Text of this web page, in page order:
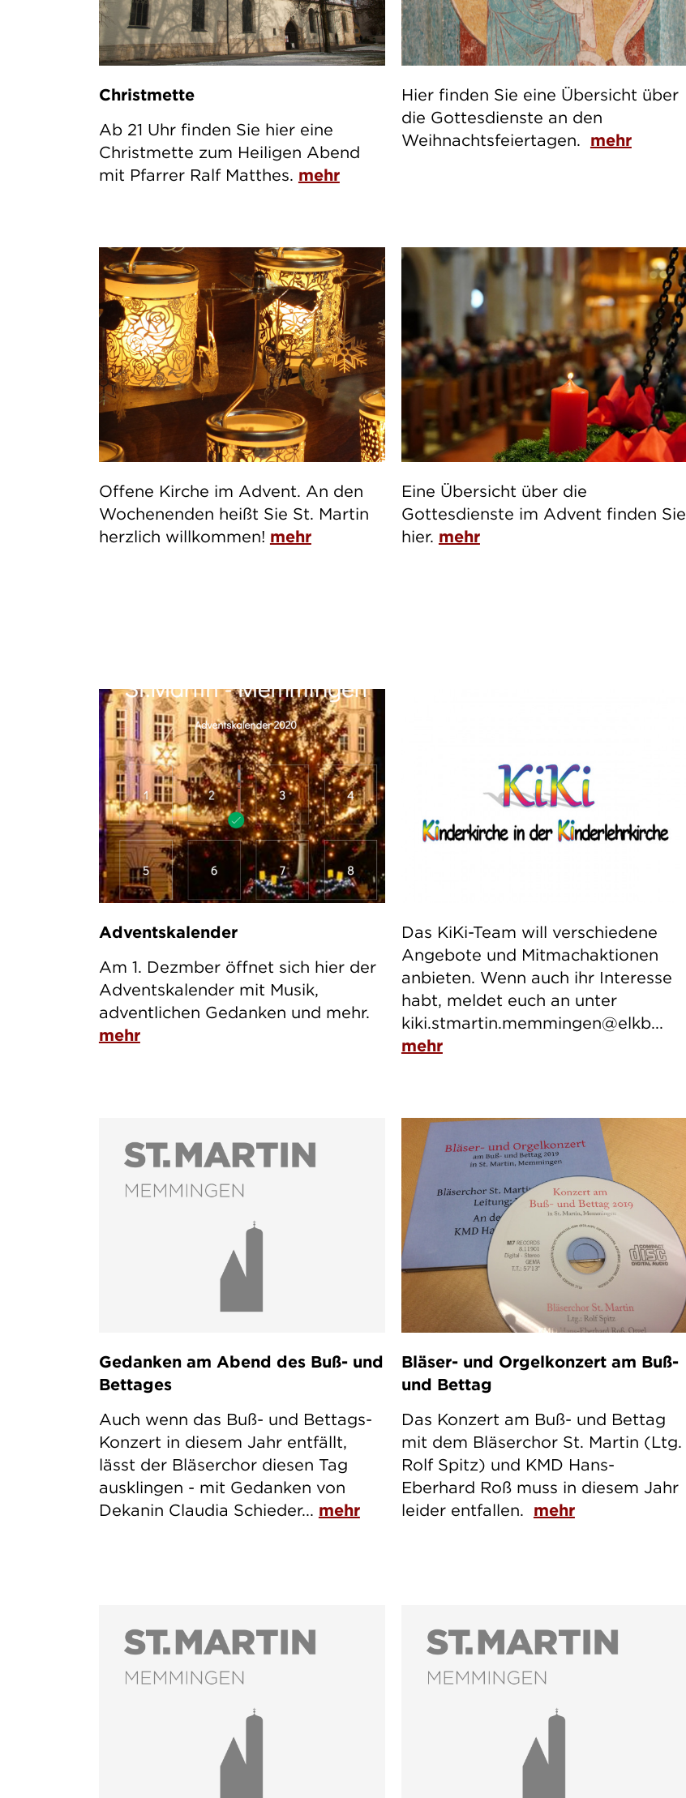
Christmette
Ab 21 Uhr finden Sie hier eine
Christmette zum Heiligen Abend
mit Pfarrer Ralf Matthes. mehr
Hier finden Sie eine Übersicht über
die Gottesdienste an den
Weihnachtsfeiertagen. mehr
Offene Kirche im Advent. An den
Wochenenden heißt Sie St. Martin
herzlich willkommen! mehr
Eine Übersicht über die
Gottesdienste im Advent finden Sie
hier. mehr
Adventskalender
Am 1. Dezmber öffnet sich hier der
Adventskalender mit Musik,
adventlichen Gedanken und mehr.
mehr
Das KiKi-Team will verschiedene
Angebote und Mitmachaktionen
anbieten. Wenn auch ihr Interesse
habt, meldet euch an unter
kiki.stmartin.memmingen@elkb...
mehr
Gedanken am Abend des Buß- und
Bettages
Auch wenn das Buß- und Bettags-
Konzert in diesem Jahr entfällt,
lässt der Bläserchor diesen Tag
ausklingen - mit Gedanken von
Dekanin Claudia Schieder... mehr
Bläser- und Orgelkonzert am Buß-
und Bettag
Das Konzert am Buß- und Bettag
mit dem Bläserchor St. Martin (Ltg.
Rolf Spitz) und KMD Hans-
Eberhard Roß muss in diesem Jahr
leider entfallen. mehr